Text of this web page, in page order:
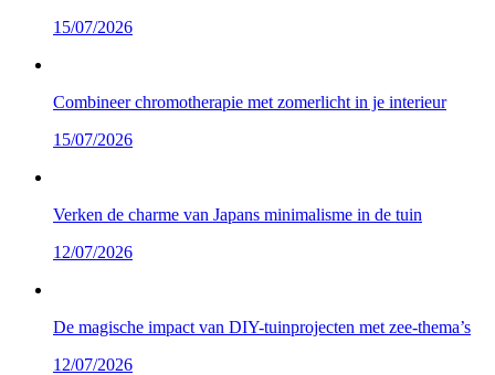
15/07/2026
Combineer chromotherapie met zomerlicht in je interieur
15/07/2026
Verken de charme van Japans minimalisme in de tuin
12/07/2026
De magische impact van DIY-tuinprojecten met zee-thema’s
12/07/2026